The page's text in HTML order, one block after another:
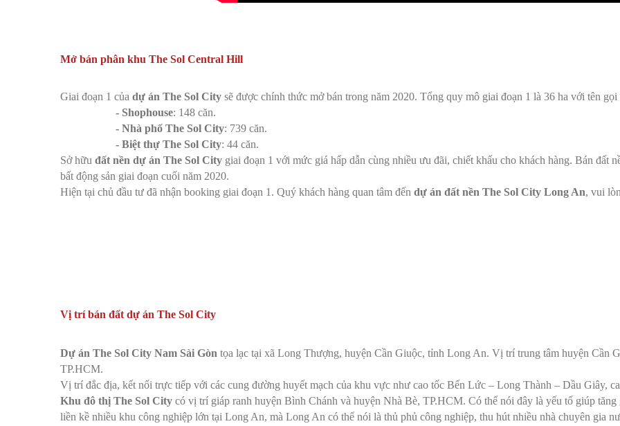
Mở bán phân khu The Sol Central Hill
Giai đoạn 1 của dự án The Sol City sẽ được chính thức mở bán trong năm 2020. Tổng quy mô giai đoạn 1 là 36 ha với tên
- Shophouse: 148 căn.
- Nhà phố The Sol City: 739 căn.
- Biệt thự The Sol City: 44 căn.
Sở hữu đất nền dự án The Sol City giai đoạn 1 với mức giá hấp dẫn cùng nhiều ưu đãi, chiết khấu cho khách hàng. Bán đất
bất động sản giai đoạn cuối năm 2020.
Hiện tại chủ đầu tư đã nhận booking giai đoạn 1. Quý khách hàng quan tâm đến dự án đất nền The Sol City Long An, vui
Vị trí bán đất dự án The Sol City
Dự án The Sol City Nam Sài Gòn tọa lạc tại xã Long Thượng, huyện Cần Giuộc, tỉnh Long An. Vị trí trung tâm huyện Cần
TP.HCM.
Vị trí đắc địa, kết nối trực tiếp với các cung đường huyết mạch của khu vực như cao tốc Bến Lức – Long Thành – Dầu Giây,
Khu đô thị The Sol City có vị trí giáp ranh huyện Bình Chánh và huyện Nhà Bè, TP.HCM. Có thể nói đây là yếu tố giúp
liền kề nhiều khu công nghiệp lớn tại Long An, mà Long An có thể nói là thủ phủ công nghiệp, thu hút nhiều nhà chuyên gia